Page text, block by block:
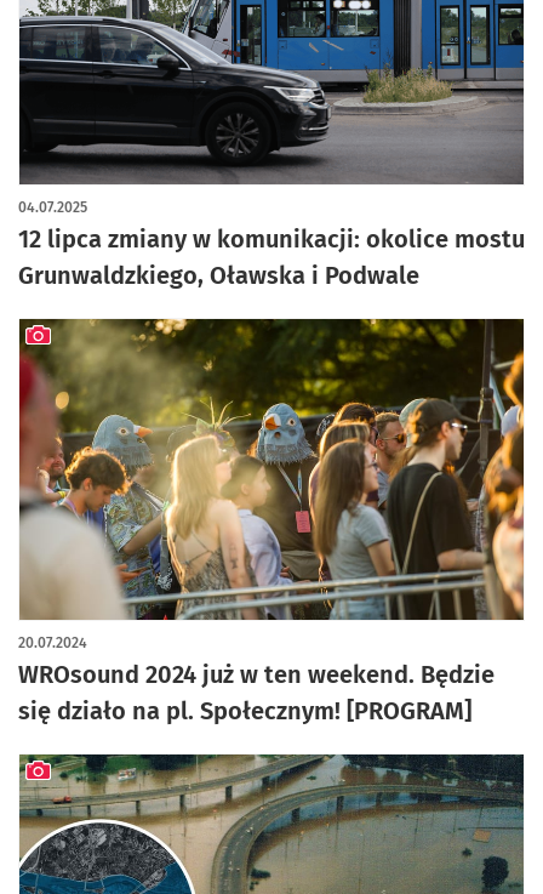
12 lipca zmiany w komunikacji: okolice mostu
Grunwaldzkiego, Oławska i Podwale
04.07.2025
WROsound 2024 już w ten weekend. Będzie
się działo na pl. Społecznym! [PROGRAM]
20.07.2024
artykuł z galerią zdjęć